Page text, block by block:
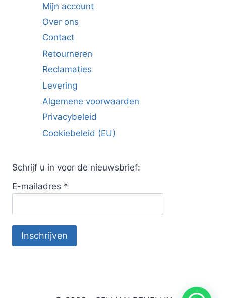
Mijn account
Over ons
Contact
Retourneren
Reclamaties
Levering
Algemene voorwaarden
Privacybeleid
Cookiebeleid (EU)
Schrijf u in voor de nieuwsbrief:
E-mailadres *